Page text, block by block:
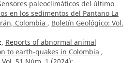
paleoclimáticos del último
en los sedimentos del Pantano La
Colombia , Boletín Geológico: Vol.
Reports of abnormal animal
to earth-quakes in Colombia ,
51 Núm. 1 (2024):